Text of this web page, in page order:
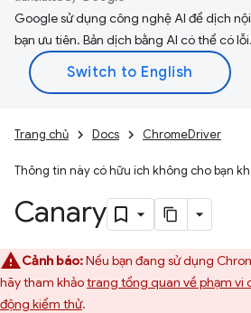
Google sử dụng công nghệ AI để dịch
bạn ưu tiên. Bản dịch bằng AI có thể có lỗi.
Trang chủ Docs ChromeDriver
Thông tin này có hữu ích không cho bạn
Canary
Cảnh báo:Nếu bạn đang sử dụng
hãy tham khảotrang tổng quan về phạm vi
động kiểm thử.